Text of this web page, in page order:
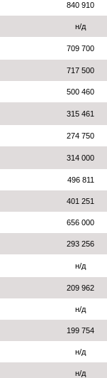
840 910
н/д
709 700
717 500
500 460
315 461
274 750
314 000
496 811
401 251
656 000
293 256
н/д
209 962
н/д
199 754
н/д
н/д